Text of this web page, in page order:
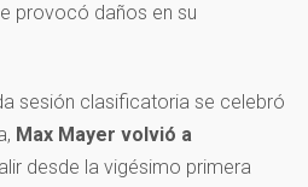
provocó daños en su
sesión clasificatoria se celebró
Max Mayer volvió a
desde la vigésimo primera